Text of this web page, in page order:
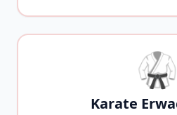
🥋
Karate